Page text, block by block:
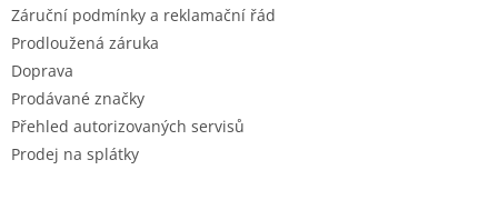
Záruční podmínky a reklamační řád
Prodloužená záruka
Doprava
Prodávané značky
Přehled autorizovaných servisů
Prodej na splátky